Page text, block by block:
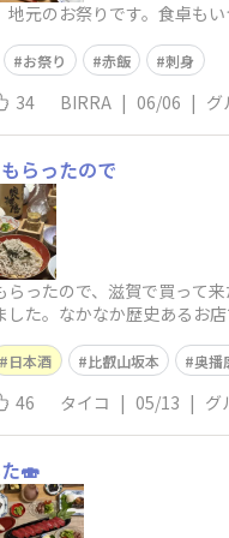
地元のお祭りです。食卓も
お祭り 赤飯 刺身
34 BIRRA | 06/06 | グ
らったので
らったので、滋賀で買って
した。なかなか歴史あるお店
日本酒 比叡山坂本 奥播
46 タイコ | 05/13 | グ
🍣